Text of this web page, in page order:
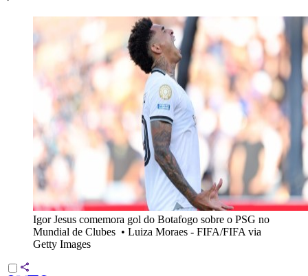
Igor Jesus comemora gol do Botafogo sobre o PSG no
Mundial de Clubes • Luiza Moraes - FIFA/FIFA via
Getty Images